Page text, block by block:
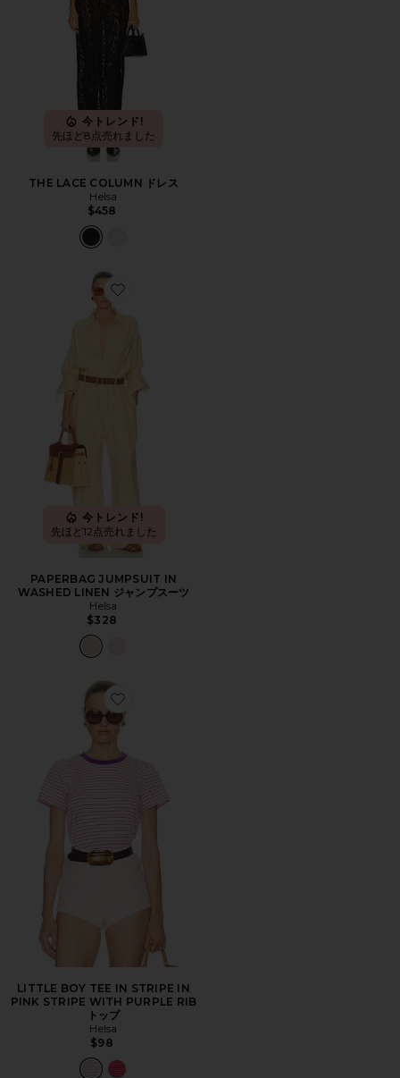
今トレンド!
先ほど8点売れました
THE LACE COLUMN ドレス
Helsa
$458
Favorite PAPERBAG JUMPSUIT IN WASHED LINEN ジ
今トレンド!
先ほど12点売れました
PAPERBAG JUMPSUIT IN
WASHED LINEN ジャンプスーツ
Helsa
$328
LITTLE BOY TEE IN STRIPE IN
PINK STRIPE WITH PURPLE RIB
トップ
Helsa
$98